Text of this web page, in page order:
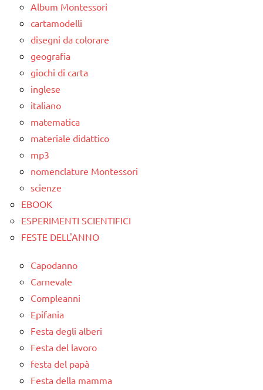
Album Montessori
cartamodelli
disegni da colorare
geografia
giochi di carta
inglese
italiano
matematica
materiale didattico
mp3
nomenclature Montessori
scienze
EBOOK
ESPERIMENTI SCIENTIFICI
FESTE DELL'ANNO
Capodanno
Carnevale
Compleanni
Epifania
Festa degli alberi
Festa del lavoro
festa del papà
Festa della mamma